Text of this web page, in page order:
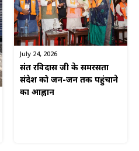
July 24, 2026
संत रविदास जी के समरसता
संदेश को जन-जन तक पहुंचाने
का आह्वान